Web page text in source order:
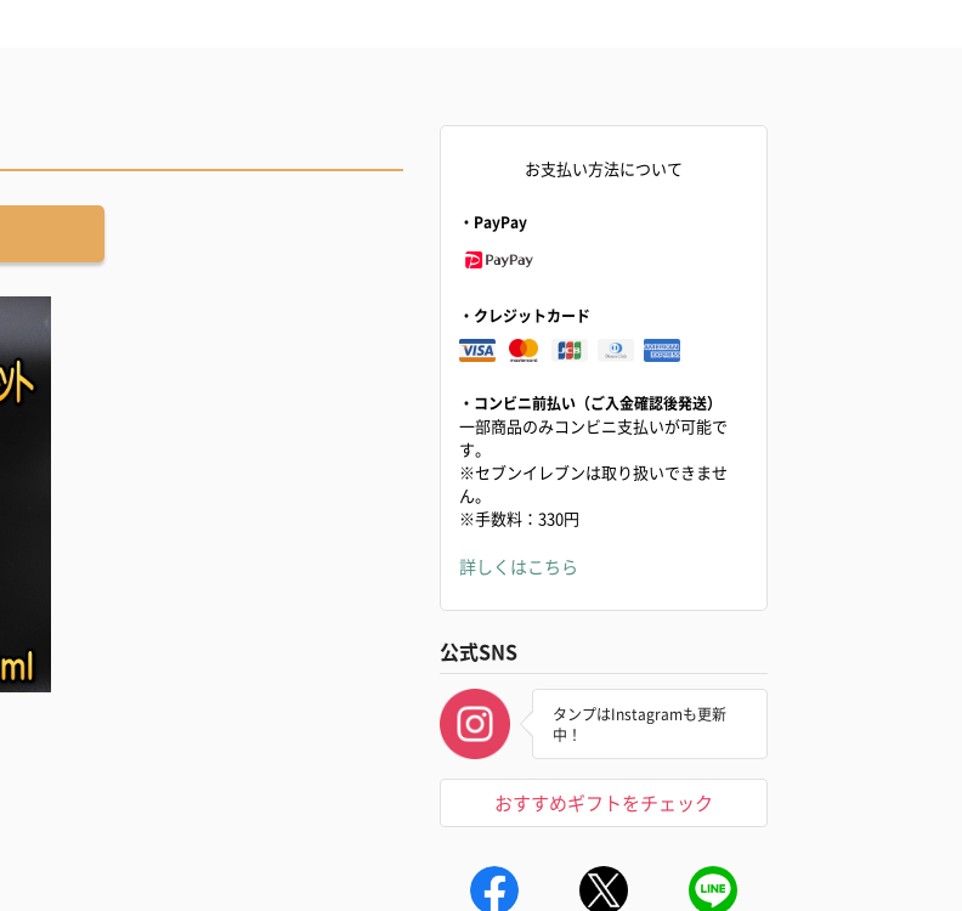
お支払い方法について
・PayPay
・クレジットカード
・コンビニ前払い（ご入金確認後発送）
一部商品のみコンビニ支払いが可能で
す。
※セブンイレブンは取り扱いできませ
ん。
※手数料：330円
詳しくはこちら
公式SNS
タンプはInstagramも更新
中！
おすすめギフトをチェック